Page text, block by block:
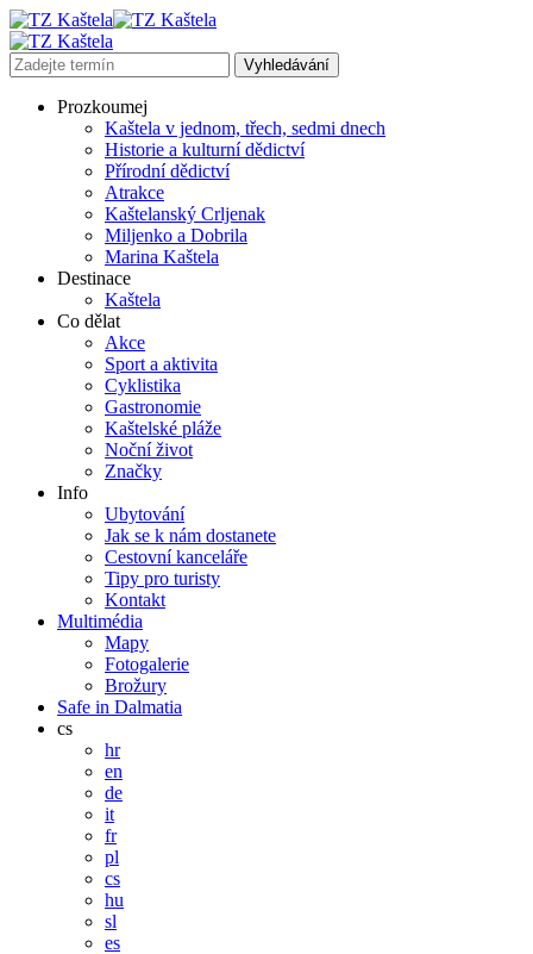
Prozkoumej
Kaštela v jednom, třech, sedmi dnech
Historie a kulturní dědictví
Přírodní dědictví
Atrakce
Kaštelanský Crljenak
Miljenko a Dobrila
Marina Kaštela
Destinace
Kaštela
Co dělat
Akce
Sport a aktivita
Cyklistika
Gastronomie
Kaštelské pláže
Noční život
Značky
Info
Ubytování
Jak se k nám dostanete
Cestovní kanceláře
Tipy pro turisty
Kontakt
Multimédia
Mapy
Fotogalerie
Brožury
Safe in Dalmatia
cs
hr
en
de
it
fr
pl
cs
hu
sl
es